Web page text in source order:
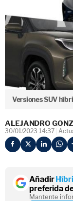
Versiones SUV
ALEJANDRO
30/01/2023 14:37
Añadir
preferida
Mantente